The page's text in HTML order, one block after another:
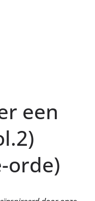
een
orde)